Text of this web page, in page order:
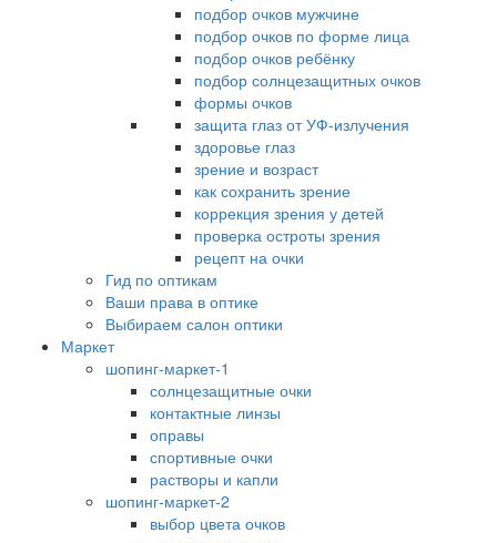
подбор очков мужчине
подбор очков по форме лица
подбор очков ребёнку
подбор солнцезащитных очков
формы очков
защита глаз от УФ-излучения
здоровье глаз
зрение и возраст
как сохранить зрение
коррекция зрения у детей
проверка остроты зрения
рецепт на очки
Гид по оптикам
Ваши права в оптике
Выбираем салон оптики
Маркет
шопинг-маркет-1
солнцезащитные очки
контактные линзы
оправы
спортивные очки
растворы и капли
шопинг-маркет-2
выбор цвета очков